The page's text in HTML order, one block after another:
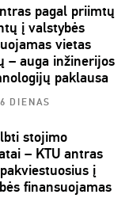
pagal priimtų
į valstybės
vietas
– auga inžinerijos
paklausa
DIENAS
stojimo
– KTU antras
į
finansuojamas